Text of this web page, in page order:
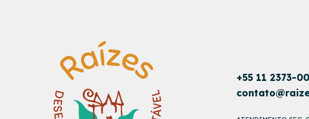
+55 11 2373-